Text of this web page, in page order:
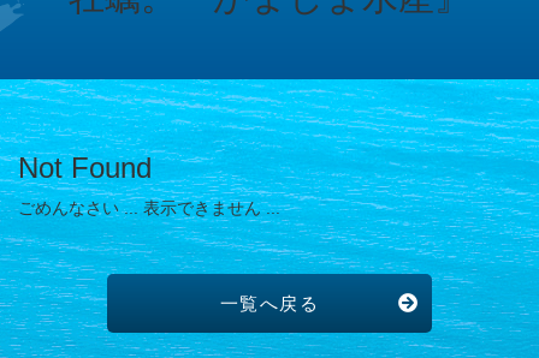
Not Found
ごめんなさい ... 表示できません ...
一覧へ戻る